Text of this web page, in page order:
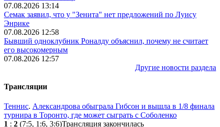
07.08.2026 13:14
Семак заявил, что у "Зенита" нет предложений по Луису
Энрике
07.08.2026 12:58
Бывший одноклубник Роналду объяснил, почему не считает
его высокомерным
07.08.2026 12:57
Другие новости раздела
Трансляции
Теннис. Александрова обыграла Гибсон и вышла в 1/8 финала
турнира в Торонто, где может сыграть с Соболенко
1 : 2 (7:5, 1:6, 3:6)Трансляция закончилась